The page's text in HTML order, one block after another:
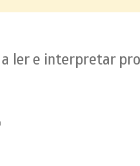
ler e interpretar